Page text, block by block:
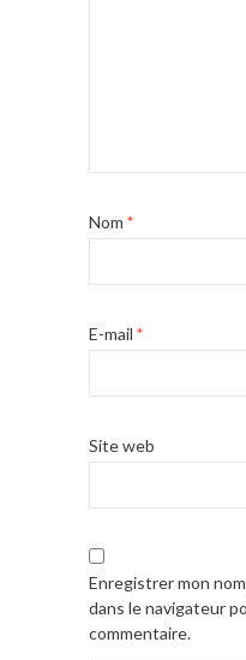
Nom *
E-mail *
Site web
Enregistrer mon
dans le navigateur
commentaire.